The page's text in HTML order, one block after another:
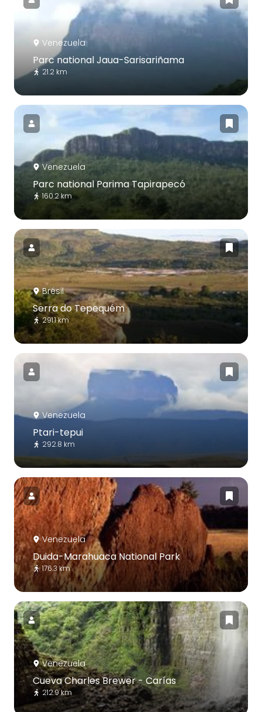
Venezuela
Parc national Jaua-Sarisariñama
21.2 km
Venezuela
Parc national Parima Tapirapecó
160.2 km
Brésil
Serra do Tepequém
291.1 km
Venezuela
Ptari-tepui
292.8 km
Venezuela
Duida-Marahuaca National Park
176.3 km
Venezuela
Cueva Charles Brewer - Carías
212.9 km